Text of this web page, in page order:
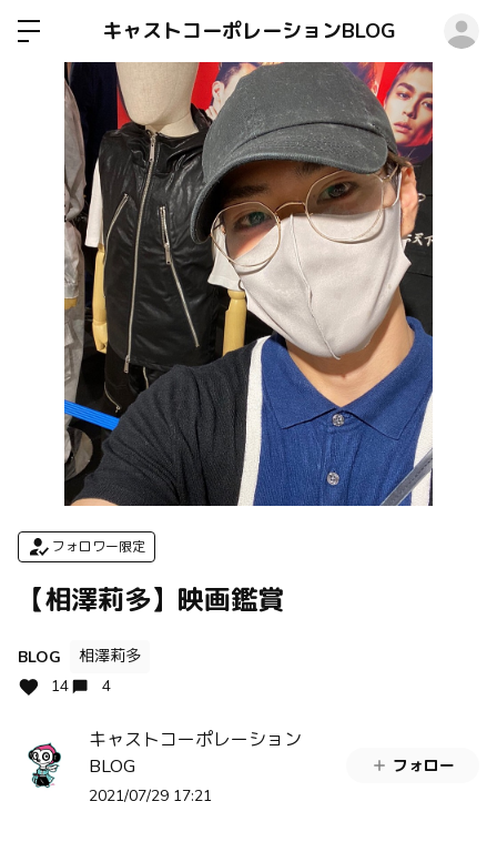
キャストコーポレーションBLOG
フォロワー限定
【相澤莉多】映画鑑賞
BLOG
相澤莉多
14
4
キャストコーポレーション
BLOG
2021/07/29 17:21
フォロー